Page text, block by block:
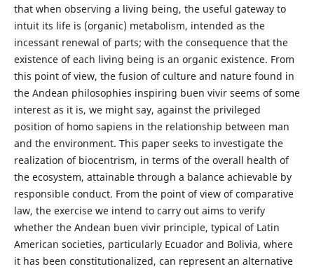
that when observing a living being, the useful gateway to
intuit its life is (organic) metabolism, intended as the
incessant renewal of parts; with the consequence that the
existence of each living being is an organic existence. From
this point of view, the fusion of culture and nature found in
the Andean philosophies inspiring buen vivir seems of some
interest as it is, we might say, against the privileged
position of homo sapiens in the relationship between man
and the environment. This paper seeks to investigate the
realization of biocentrism, in terms of the overall health of
the ecosystem, attainable through a balance achievable by
responsible conduct. From the point of view of comparative
law, the exercise we intend to carry out aims to verify
whether the Andean buen vivir principle, typical of Latin
American societies, particularly Ecuador and Bolivia, where
it has been constitutionalized, can represent an alternative